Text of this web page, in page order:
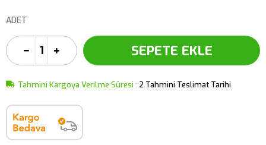
ADET
Tahmini Kargoya Verilme Süresi : 2 Tahmini Teslimat Tarihi